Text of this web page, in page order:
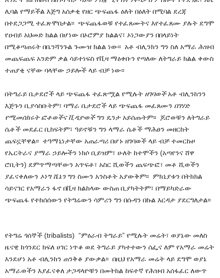
ሊባል የማይችል እጅግ አሰቃቂ የዘር ጭፍጨፋ ዕለት በዕለት በሚባል ደረጃ
በተደጋጋሚ ተፈጽሞበታል፡፡ ጭፍጨፋወቹ የተፈጸሙትና እየተፈጸሙ ያሉት ደግሞ
የዐብይ አህመድ ክልል በሆነው በኦሮምያ ክልልና፣ ኦነጋውያን በበላይነት
በሚቆጣጠሩት በቤንሻንጉል ጉሙዝ ክልል ነው፡፡ አቶ ብሊንክን ግን ስለ አማራ ሕዝብ
መጨፍጨፍ አንድም ቃል ሳይተነፍስ የቪዛ ማዕቀቡን የጣለው ለትግራይ ክልል ቀውስ
ተጠያቂ ናቸው ባላቸው ኃይሎች ላይ ብቻ ነው፡፡
በትግራይ ቤታደሮች ላይ ጭፍጨፋ ተፈጽሟል የሚሉት ዘገባወችአቶ ብሊንከንን
እጅጉን ቢያሳስቡትም፣ ባማራ ቤታደሮች ላይ ጭፍጨፋ መፈጸሙን በገሃድ
የሚመሰክሩት ፎቶወችና ቪዲዮወችግን ዴንታ አይሰጡትም፡፡ ጆሮወቹን ለትግራይ
ሴቶች መደፈር ቢከፍትም፣ ዓይኖቹን ግን ላማራ ሴቶች ማሕፀን መዘርከት
ጨፍኗቸዋል፡፡ ተዓማኒነታቸው አጠራጣሪ በሆኑ ዘገባወች ላይ ብቻ ተመርኩዞ
የኤርትራና ያማራ ኃይሎችን ነክሶ ቢይዝም፣ ሁለት ከተሞችን (አጣየንና ሸዋ
ሮቢትን) ደምጥማጣቸውን አጥፍቶ፣ አስር ሺወችን ጨፍጭፎ፣ መቶ ሺወችን
ያፈናቀለውን ኦነግ ሼኔንግን ስሙን አንስቶት አያውቅም፡፡ ምክኒያቱን በትክክል
ሳይናገር የአማራን ፋኖ በቪዛ ክልከላው ውስጠ ቢያካትትም፣ በማይካድራው
ጭፍጨፋ የተከሰሰውን የትግሬውን ሳምሪን ግን በሱዳን በኩል እርዳታ ያደርግለታል፡፡
የትግሬ ጎሰኞች (tribalists) “ምዕራብ ትግራይ” የሚሉት መሬት፣ ወያኔው መለስ
ዜናዊ ከጎንደር ክፍለ ሀገር ነጥቆ ወደ ትግራይ ያካተተውን ሰፌና ለም የአማራ መሬት
እንደሆነ አቶ ብሊንከን ጠንቅቆ ያውቃል፡፡ በዚህ የአማራ መሬት ላይ ደግሞ ወያኔ
አማራወችን እያፈናቀለ ታጋዳላዮቹን በመትከል ከፍተኛ የሕዝብ አሰፋፈር ለውጥ